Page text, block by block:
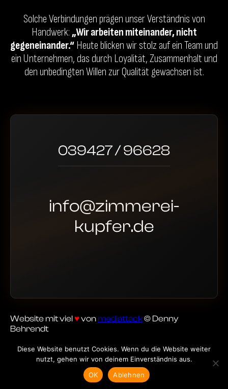
Solche Verbindungen prägen unser Verständnis von
Handwerk: „Wir arbeiten miteinander, nicht
gegeneinander.“ Heute blicken wir stolz auf ein Team und
ein Unternehmen, das durch Loyalität, Zusammenhalt und
den unbedingten Willen zur Qualität gewachsen ist.
039427 / 96628
info@zimmerei-
kupfer.de
Website mit viel ♥von mediattack© Denny
Behrendt
Diese Website benutzt Cookies. Wenn du die Website weiter
nutzt, gehen wir von deinem Einverständnis aus.
OK
Ablehnen